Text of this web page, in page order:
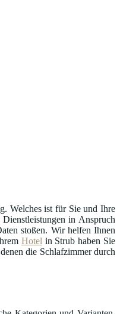
Welches ist für Sie und Ihre
in Anspruch
stoßen. Wir helfen Ihnen
Hotel in Strub haben Sie
die Schlafzimmer durch